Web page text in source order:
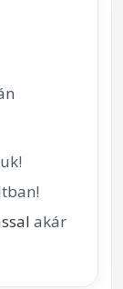
akár